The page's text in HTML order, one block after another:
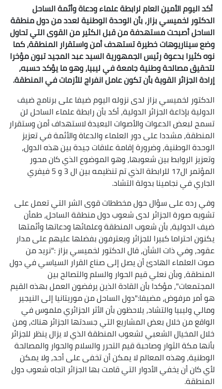
أكد اليوم الأمين العام لرابطة علماء ودعاة وأئمة الساحل
الدكتور لخميسي بزاز، بأن الوحدة الوطنية لعدد من دول منطقة
الساحل أصبحت مستهدفة من قبل الكثير من القوى التي تحاول
وضع سيناريوهات خطيرة تستهدف أمن واستقرار المنطقة، كما
نوه كثيرا بدعوة رئيس الجمهورية السيد عبد المجيد تبون مؤخرا
لتحقيق مصالحة وطنية جامعة في ليبيا، وهو ما يؤكد حسبه،
إرادة الجزائر القوية بأن تكون عامل انفراج للأزمات في المنطقة.
الدكتور لخميسي بزاز لدى نزوله اليوم ضيفا على برنامج ضيف
الدولية بإذاعة الجزائر الدولية، أكد بأن رابطة علماء الساحل لن
تسمح لبعض الدعوات والأصوات البعيدة لاستهداف أمن وستقرار
المنطقة، مشددا على دور العلماء والدعاة والأئمة في تعزيز
الوحدة الوطنية، وضرورة إقامة علاقات جيدة بين هذه الدول،
وتعزيز الروابط بين شعوبها، وهو الموضوع الذي كان محور
المؤتمر ال17 للرابطة الذي تم تنظيمه بين ال 3 و 5 فيفري
الجاري في نجامينا بدولة التشاد.
وفي رده على سؤال حول مخططات قوى الشر التي تعمل على
تشويه صورة الجزائر لدى شعوب دول منطقة الساحل، طمأن
ضيف الدولية، بأن شعوب المنطقة وعلمائها ودعاتها وأئمتها
يكنون احتراما كبيرا للجزائر ويعترفون بفضلها عليهم على مدار
عقود، وفي ذات الشأن، قال الدكتور لخميسي بزاز :"نريد من
صوت العلماء الهادئ أن يصل إلى صناع القرار السياسي في دول
المنطقة، وبأن نعلي قيم الحوار والسلم والتصالح بين
المجتمعات"، مؤكدا بأن القادة الذين يرفضون العمل بهذه القيم
هو أمر مرفوض، مضيفا:"دول الساحل من موريتانيا إلى النيجير
ومالي وليبيا والتشاد، يلاحظون بأن الأثر الجزائري ملموس في
الواقع من خلال بعض المشاريع التي جسدتها الجزائر هناك، ومن
خلال المخيال الشعبي لشعوب المنطقة الذي لا يزال ينظر للجزائر
بأنها مكة الثوار وصاحبة قيم التحرر والسلام والحوار والمصالحة
الوطنية، وهذه المعالم لا يمكن أن تخفى على أحد، ولا يمكن
لأي كان أن يخفي الأدوار التي قامت بها الجزائر اتجاه شعوب دول
المنطقة.